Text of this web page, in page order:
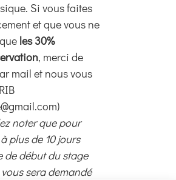
Si vous faites
et que vous ne
les 30%
, merci de
mail et nous vous
noter que pour
plus de 10 jours
de début du stage
sera demandé